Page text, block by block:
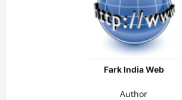
Fark India Web
Author